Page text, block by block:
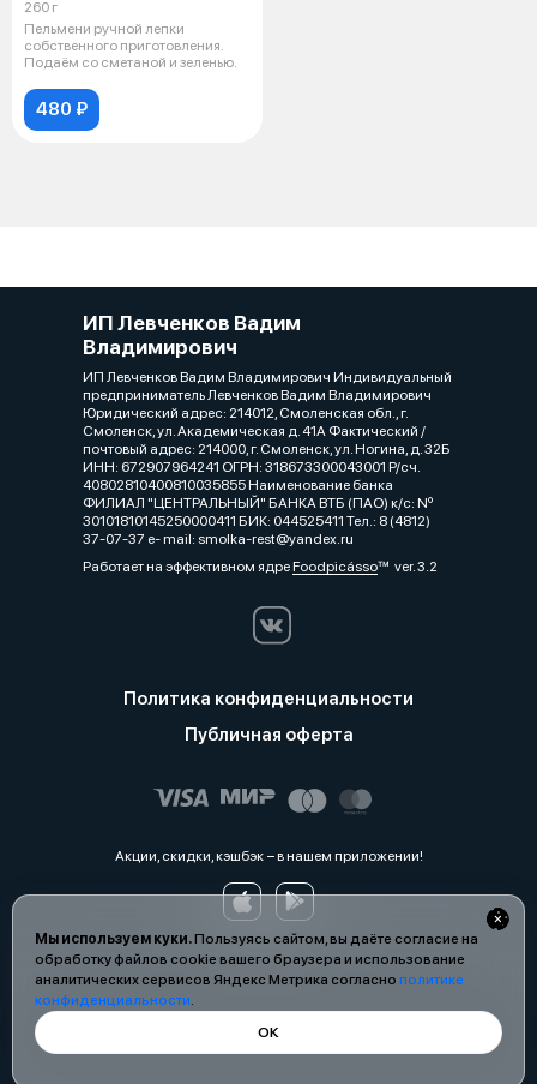
260 г
Пельмени ручной лепки
собственного приготовления.
Подаём со сметаной и зеленью.
480 ₽
Мы используем куки.Пользуясь сайтом, вы даёте согласие на
обработку файлов cookie вашего браузера и использование
аналитических сервисов Яндекс Метрика согласно политике
конфиденциальности.
ОК
ИП Левченков Вадим
Владимирович
ИП Левченков Вадим Владимирович Индивидуальный
предприниматель Левченков Вадим Владимирович
Юридический адрес: 214012, Смоленская обл., г.
Смоленск, ул. Академическая д. 41А Фактический /
почтовый адрес: 214000, г. Смоленск, ул. Ногина, д. 32Б
ИНН: 672907964241 ОГРН: 318673300043001 Р/сч.
40802810400810035855 Наименование банка
ФИЛИАЛ "ЦЕНТРАЛЬНЫЙ" БАНКА ВТБ (ПАО) к/c: Nº
30101810145250000411 БИК: 044525411 Тел.: 8 (4812)
37-07-37 e- mail: smolka-rest@yandex.ru
Работает на эффективном ядреFoodpicássover. 3.2
Политика конфиденциальности
Публичная оферта
Акции, скидки, кэшбэк − в нашем приложении!